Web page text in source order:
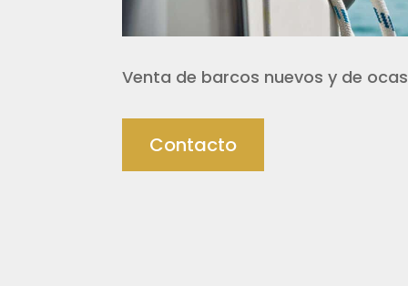
Venta de barcos nuevos y de
Contacto